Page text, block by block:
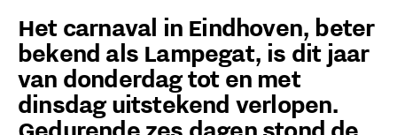
Het carnaval in Eindhoven, beter
bekend als Lampegat, is dit jaar
van donderdag tot en met
dinsdag uitstekend verlopen.